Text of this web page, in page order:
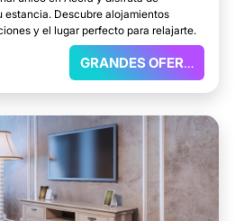
Descubre alojamientos
y el lugar perfecto para relajarte.
GRANDES OFERTAS